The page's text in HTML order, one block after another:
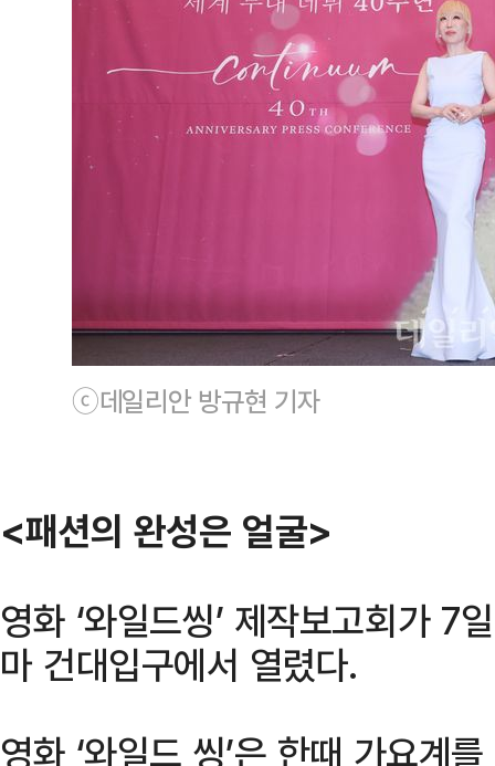
ⓒ데일리안 방규현 기자
<패션의 완성은 얼굴>
영화 ‘와일드씽’ 제작보고회가 7
마 건대입구에서 열렸다.
영화 ‘와일드 씽’은 한때 가요계